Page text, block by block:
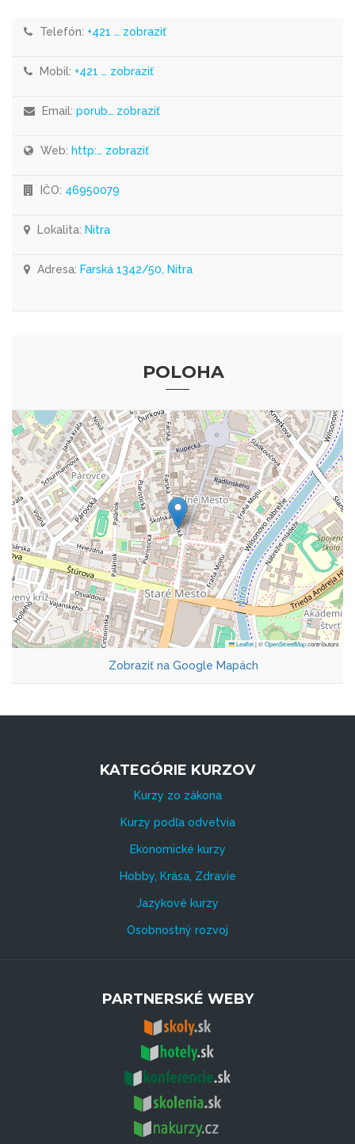
Telefón: +421 … zobraziť
Mobil: +421 … zobraziť
Email: porub… zobraziť
Web: http:… zobraziť
IČO: 46950079
Lokalita: Nitra
Adresa: Farská 1342/50, Nitra
POLOHA
Leaflet|©OpenStreetMapcontributors
Zobraziť na Google Mapách
KATEGÓRIE KURZOV
Kurzy zo zákona
Kurzy podľa odvetvia
Ekonomické kurzy
Hobby, Krása, Zdravie
Jazykové kurzy
Osobnostný rozvoj
PARTNERSKÉ WEBY